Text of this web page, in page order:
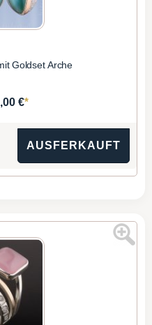
Goldset Arche
€*
AUSFERKAUFT